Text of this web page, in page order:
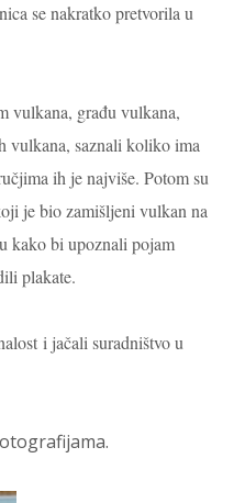
se nakratko pretvorila u
vulkana, građu vulkana,
vulkana, saznali koliko ima
ih je najviše. Potom su
je bio zamišljeni vulkan na
kako bi upoznali pojam
plakate.
i jačali suradništvo u